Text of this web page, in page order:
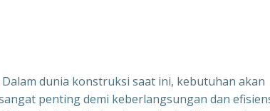
Dalam dunia konstruksi saat ini, kebutuhan akan
penting demi keberlangsungan dan